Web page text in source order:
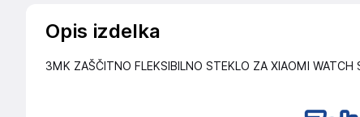
Opis izdelka
3MK ZAŠČITNO FLEKSIBILNO STEKLO ZA XIAOMI